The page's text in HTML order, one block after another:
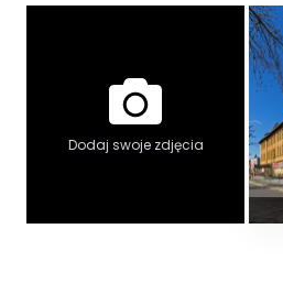
Dodaj swoje zdjęcia